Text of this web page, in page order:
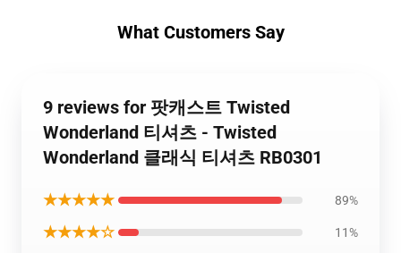
What Customers Say
9 reviews for 팟캐스트 Twisted
Wonderland 티셔츠 - Twisted
Wonderland 클래식 티셔츠 RB0301
★★★★★ 89%
★★★★☆ 11%